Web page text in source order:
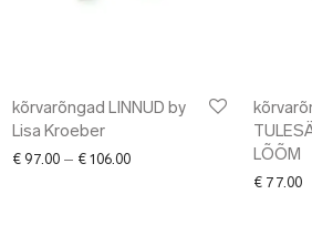
kõrvarõngad LINNUD by
Lisa Kroeber
€ 97.00 – € 106.00Price range: € 97.00 through
LÕÕM
€ 77.00